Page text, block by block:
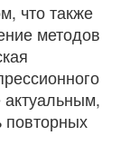
что также
методов
актуальным,
повторных